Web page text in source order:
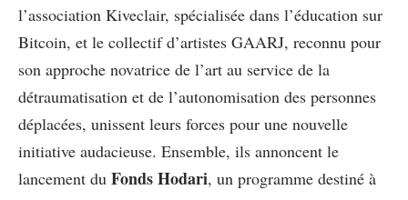
l’association Kiveclair, spécialisée dans l’éducation sur
Bitcoin, et le collectif d’artistes GAARJ, reconnu pour
son approche novatrice de l’art au service de la
détraumatisation et de l’autonomisation des personnes
déplacées, unissent leurs forces pour une nouvelle
initiative audacieuse. Ensemble, ils annoncent le
lancement du Fonds Hodari, un programme destiné à